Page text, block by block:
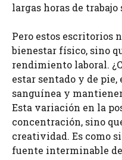
largas horas de trabajo
Pero estos escritorios
bienestar físico, sino
rendimiento laboral.
estar sentado y de
sanguínea y
Esta variación en la
concentración, sino
creatividad. Es como
fuente interminable